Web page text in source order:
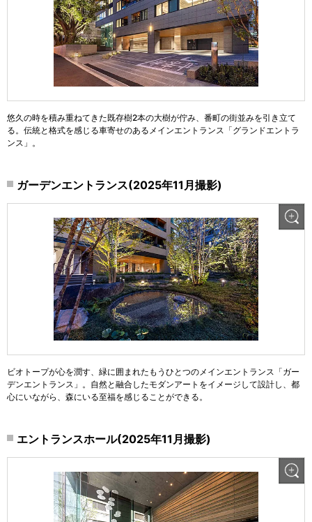
悠久の時を積み重ねてきた既存樹2本の大樹が佇み、番町の街並みを引き立て
る。伝統と格式を感じる車寄せのあるメインエントランス「グランドエントラ
ンス」。
ガーデンエントランス(2025年11月撮影)
ビオトープが心を潤す、緑に囲まれたもうひとつのメインエントランス「ガー
デンエントランス」。自然と融合したモダンアートをイメージして設計し、都
心にいながら、森にいる至福を感じることができる。
エントランスホール(2025年11月撮影)